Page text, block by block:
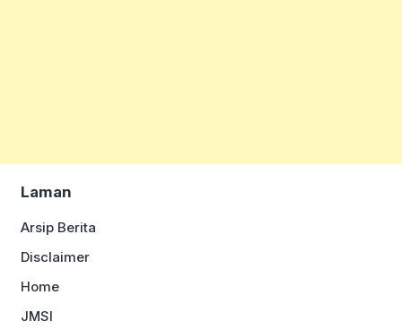
Laman
Arsip Berita
Disclaimer
Home
JMSI